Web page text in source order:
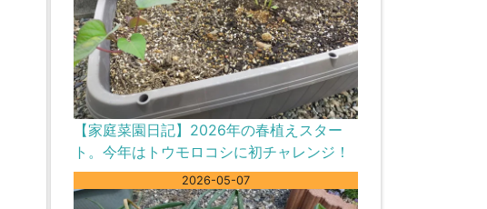
【家庭菜園日記】2026年の春植えスター
ト。今年はトウモロコシに初チャレンジ！
2026-05-07